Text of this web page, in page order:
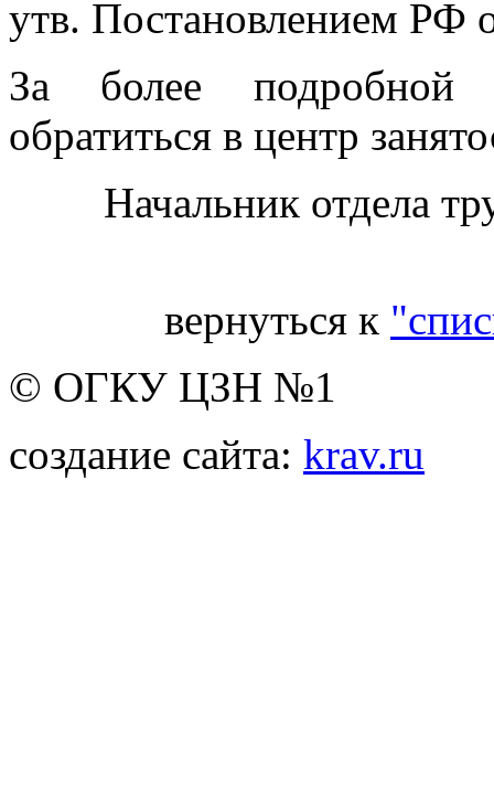
утв. Постановлением РФ
За более подробной
обратиться в центр
Начальник отдела
вернуться к
© ОГКУ ЦЗН №1
создание сайта: krav.ru